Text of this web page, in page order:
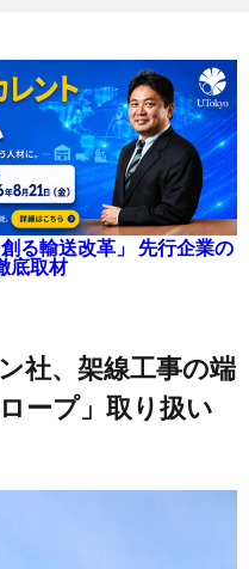
る輸送改革」 先行企業の
底取材
ープ」取り扱い